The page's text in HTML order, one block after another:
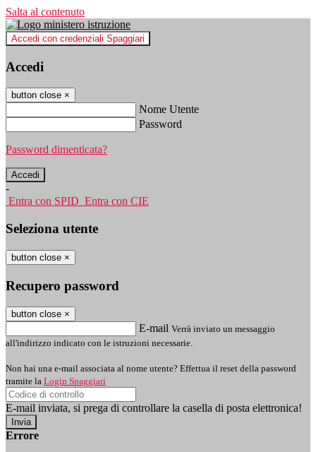
Salta al contenuto
Accedi con credenziali Spaggiari
Accedi
button close ×
Nome Utente
Password
Password dimenticata?
-
Entra con SPID Entra con CIE
Seleziona utente
button close ×
Recupero password
button close ×
E-mail Verrà inviato un messaggio
all'indirizzo indicato con le istruzioni necessarie.
Non hai una e-mail associata al nome utente? Effettua il reset della password
tramite la Login Spaggiari
E-mail inviata, si prega di controllare la casella di posta elettronica!
Errore